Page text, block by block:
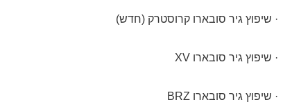
· שיפוץ גיר סובארו קרוסטרק (חדש)
· שיפוץ גיר סובארו XV
· שיפוץ גיר סובארו BRZ